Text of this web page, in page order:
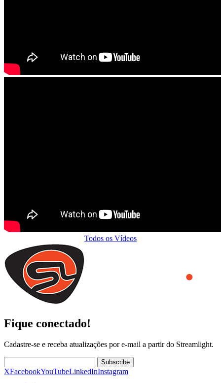
Todos os Vídeos
Fique conectado!
Cadastre-se e receba atualizações por e-mail a partir do Streamlight.
Subscribe
XFacebookYouTubeLinkedInInstagram